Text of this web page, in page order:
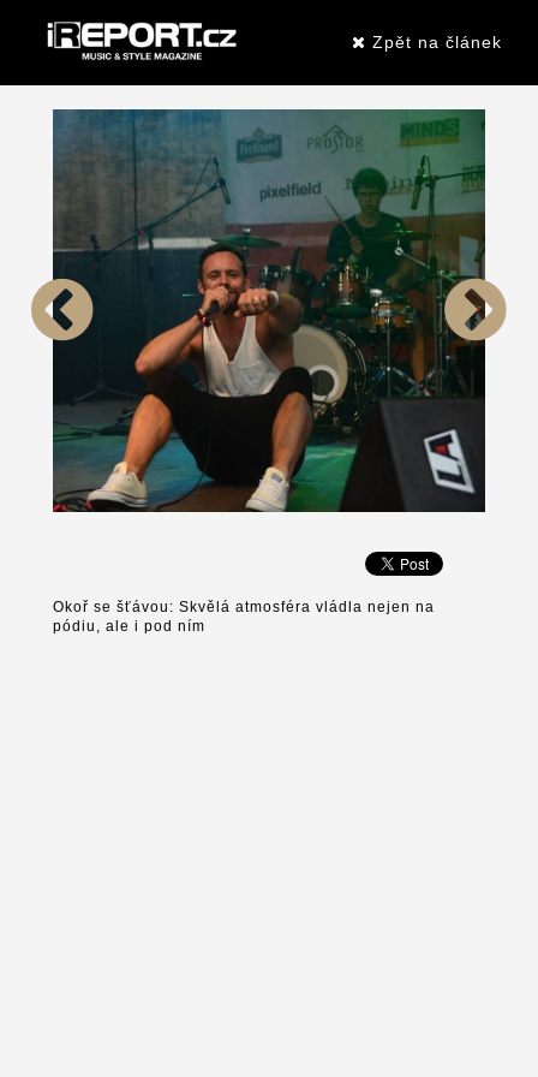
Zpět na článek
Okoř se šťávou: Skvělá atmosféra vládla nejen na
pódiu, ale i pod ním